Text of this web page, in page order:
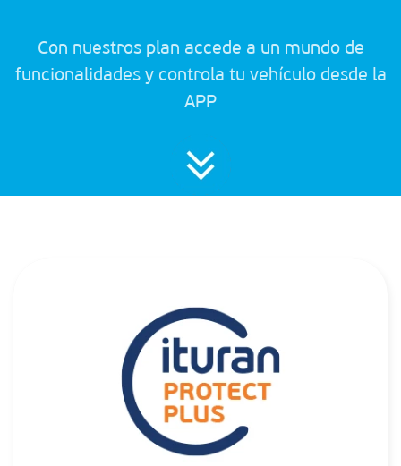
Con nuestros plan accede a un mundo de
funcionalidades y controla tu vehículo desde la
APP